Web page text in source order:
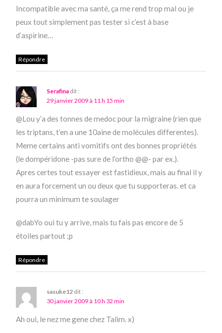
Incompatible avec ma santé, ça me rend trop mal ou je
peux tout simplement pas tester si c’est à base
d’aspirine…
Répondre
Serafina dit :
29 janvier 2009 à 11 h 15 min
@Lou y’a des tonnes de medoc pour la migraine (rien que
les triptans, t’en a une 10aine de molécules differentes).
Meme certains anti vomitifs ont des bonnes propriétés
(le dompéridone -pas sure de l’ortho @@- par ex.).
Apres certes tout essayer est fastidieux, mais au final il y
en aura forcement un ou deux que tu supporteras. et ca
pourra un minimum te soulager
@dabYo oui tu y arrive, mais tu fais pas encore de 5
étoiles partout ;p
Répondre
sasuke12 dit :
30 janvier 2009 à 10 h 32 min
Ah oui, le nez me gene chez Talim. x)